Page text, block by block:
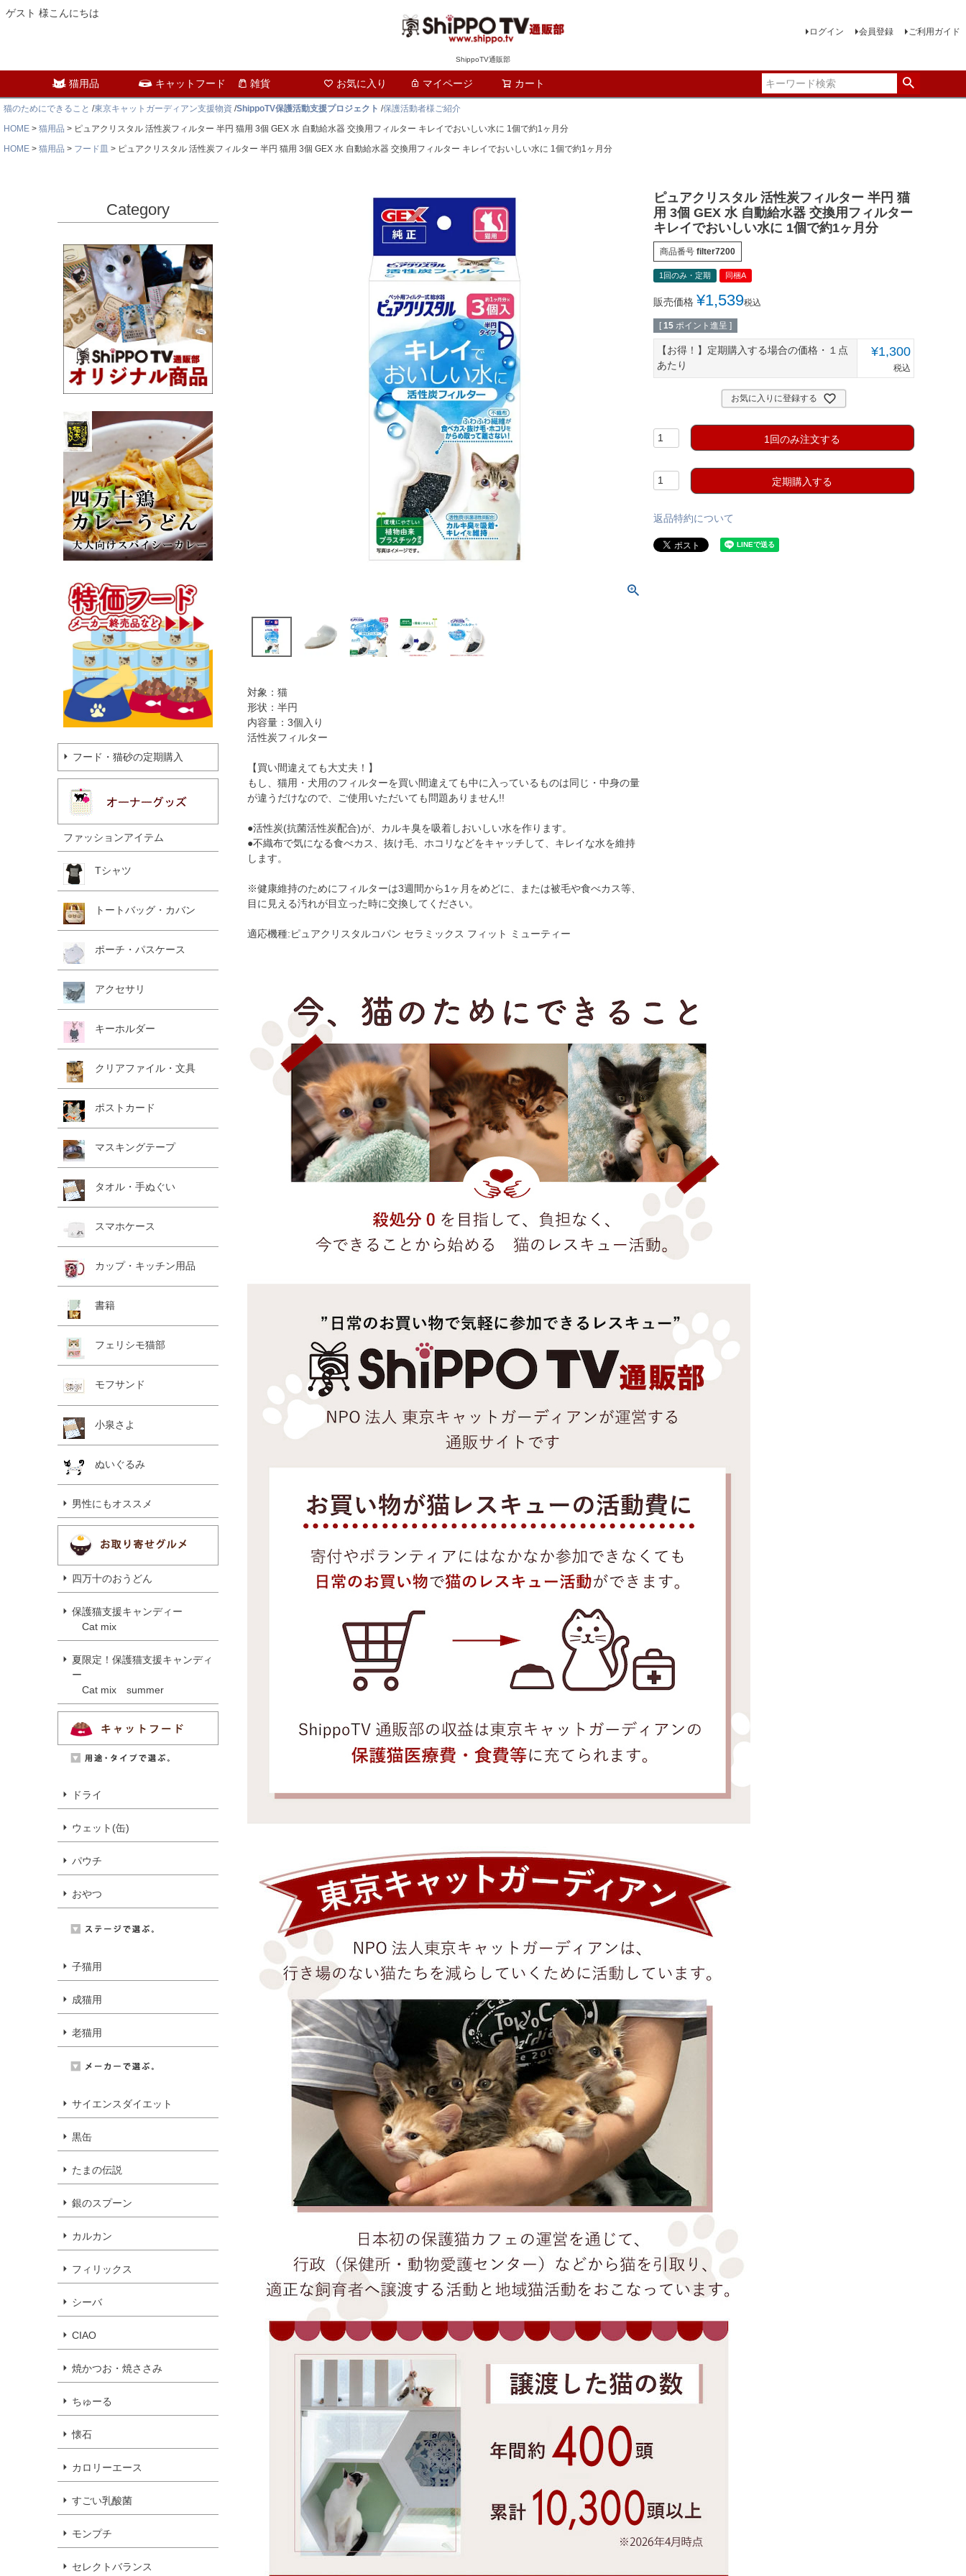
ゲスト 様こんにちは
ShippoTV通販部
ログイン 会員登録 ご利用ガイド
猫用品 キャットフード 雑貨 お気に入り マイページ カート検索
猫のためにできること /東京キャットガーディアン支援物資 /ShippoTV保護活動支援プロジェクト /保護活動者様ご紹介
HOME
猫用品
ピュアクリスタル 活性炭フィルター 半円 猫用 3個 GEX 水 自動給水器 交換用フィルター キレイでおいしい水に 1個で約1ヶ月分
HOME
猫用品 フード皿 ピュアクリスタル 活性炭フィルター 半円 猫用 3個 GEX 水 自動給水器 交換用フィルター キレイでおいしい水に 1個で約1ヶ月分
Category
フード・猫砂の定期購入
ファッションアイテム
Tシャツ
トートバッグ・カバン
ポーチ・パスケース
アクセサリ
キーホルダー
クリアファイル・文具
ポストカード
マスキングテープ
タオル・手ぬぐい
スマホケース
カップ・キッチン用品
書籍
フェリシモ猫部
モフサンド
小泉さよ
ぬいぐるみ
男性にもオススメ
四万十のおうどん
保護猫支援キャンディー
Cat mix
夏限定！保護猫支援キャンディ
ー
Cat mix summer
ドライ
ウェット(缶)
パウチ
おやつ
子猫用
成猫用
老猫用
サイエンスダイエット
黒缶
たまの伝説
銀のスプーン
カルカン
フィリックス
シーバ
CIAO
焼かつお・焼ささみ
ちゅーる
懐石
カロリーエース
すごい乳酸菌
モンプチ
セレクトバランス
対象：猫
形状：半円
内容量：3個入り
活性炭フィルター
【買い間違えても大丈夫！】
もし、猫用・犬用のフィルターを買い間違えても中に入っているものは同じ・中身の量
が違うだけなので、ご使用いただいても問題ありません!!
●活性炭(抗菌活性炭配合)が、カルキ臭を吸着しおいしい水を作ります。
●不織布で気になる食べカス、抜け毛、ホコリなどをキャッチして、キレイな水を維持
します。
※健康維持のためにフィルターは3週間から1ヶ月をめどに、または被毛や食べカス等、
目に見える汚れが目立った時に交換してください。
適応機種:ピュアクリスタルコパン セラミックス フィット ミューティー
ピュアクリスタル 活性炭フィルター 半円 猫
用 3個 GEX 水 自動給水器 交換用フィルター
キレイでおいしい水に 1個で約1ヶ月分
商品番号 filter7200
1回のみ・定期 同梱A
販売価格 ¥1,539税込
[ 15 ポイント進呈 ]
【お得！】定期購入する場合の価格・１点
あたり
¥1,300
税込
お気に入りに登録する
1回のみ注文する
定期購入する
返品特約について